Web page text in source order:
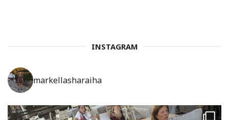
INSTAGRAM
markellasharaiha